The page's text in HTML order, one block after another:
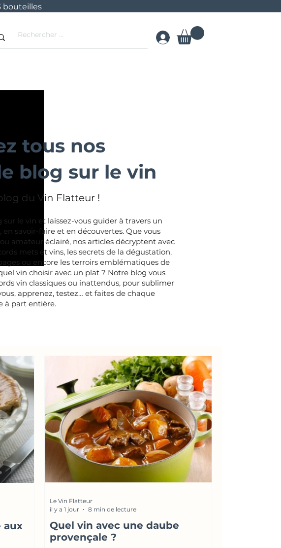
bouteilles
du Vin Flatteur !
le vin et laissez-vous guider à travers un
en savoir-faire et en découvertes. Que vous
amateur éclairé, nos articles décryptent avec
mets et vins, les secrets de la dégustation,
ou encore les terroirs emblématiques de
vin choisir avec un plat ? Notre blog vous
vin classiques ou inattendus, pour sublimer
apprenez, testez… et faites de chaque
à part entière.
tous nos
blog sur le vin
aux
Quel vin avec une daube
provençale ?
Le Vin Flatteur
il y a 1 jour
8 min de lecture